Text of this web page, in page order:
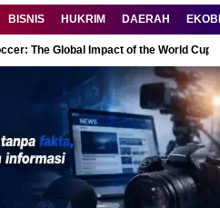
BISNIS HUKRIM DAERAH
The Global Impact of the World Cup